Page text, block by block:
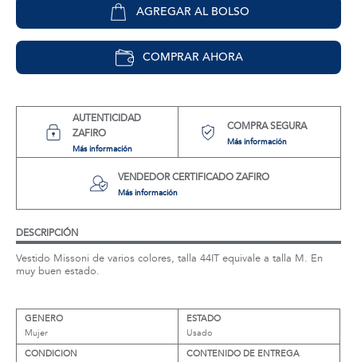
AGREGAR AL BOLSO
COMPRAR AHORA
AUTENTICIDAD
ZAFIRO
Más información
COMPRA SEGURA
Más información
VENDEDOR CERTIFICADO ZAFIRO
Más información
DESCRIPCIÓN
Vestido Missoni de varios colores, talla 44IT equivale a talla M. En
muy buen estado.
GENERO
Mujer
ESTADO
Usado
CONDICION
CONTENIDO DE ENTREGA